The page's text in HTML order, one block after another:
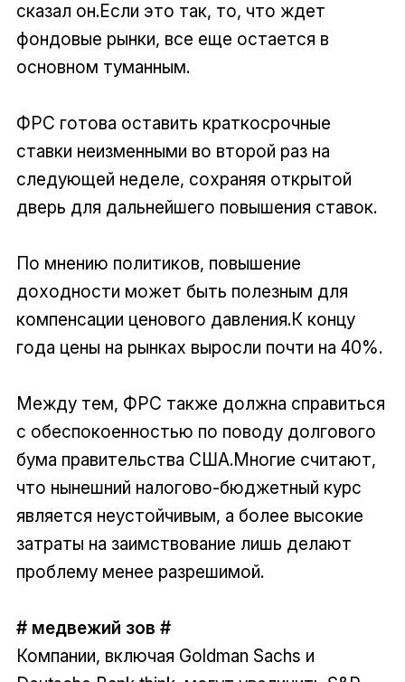
сказал он.Если это так, то, что ждет
фондовые рынки, все еще остается в
основном туманным.
ФРС готова оставить краткосрочные
ставки неизменными во второй раз на
следующей неделе, сохраняя открытой
дверь для дальнейшего повышения ставок.
По мнению политиков, повышение
доходности может быть полезным для
компенсации ценового давления.К концу
года цены на рынках выросли почти на 40%.
Между тем, ФРС также должна справиться
с обеспокоенностью по поводу долгового
бума правительства США.Многие считают,
что нынешний налогово-бюджетный курс
является неустойчивым, а более высокие
затраты на заимствование лишь делают
проблему менее разрешимой.
# медвежий зов #
Компании, включая Goldman Sachs и